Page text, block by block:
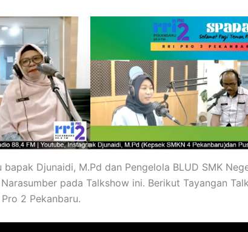
bapak Djunaidi, M.Pd dan Pengelola BLUD SMK
pada Talkshow ini. Berikut Tayangan
2 Pekanbaru.